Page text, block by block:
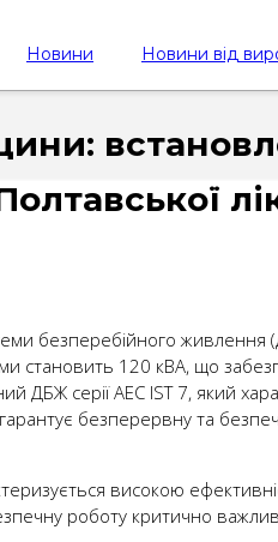
Новини Новини від
безперебійного живлення
становить 120 кВА, що
серії AEC IST 7, який
безперервну та
високою
роботу критично